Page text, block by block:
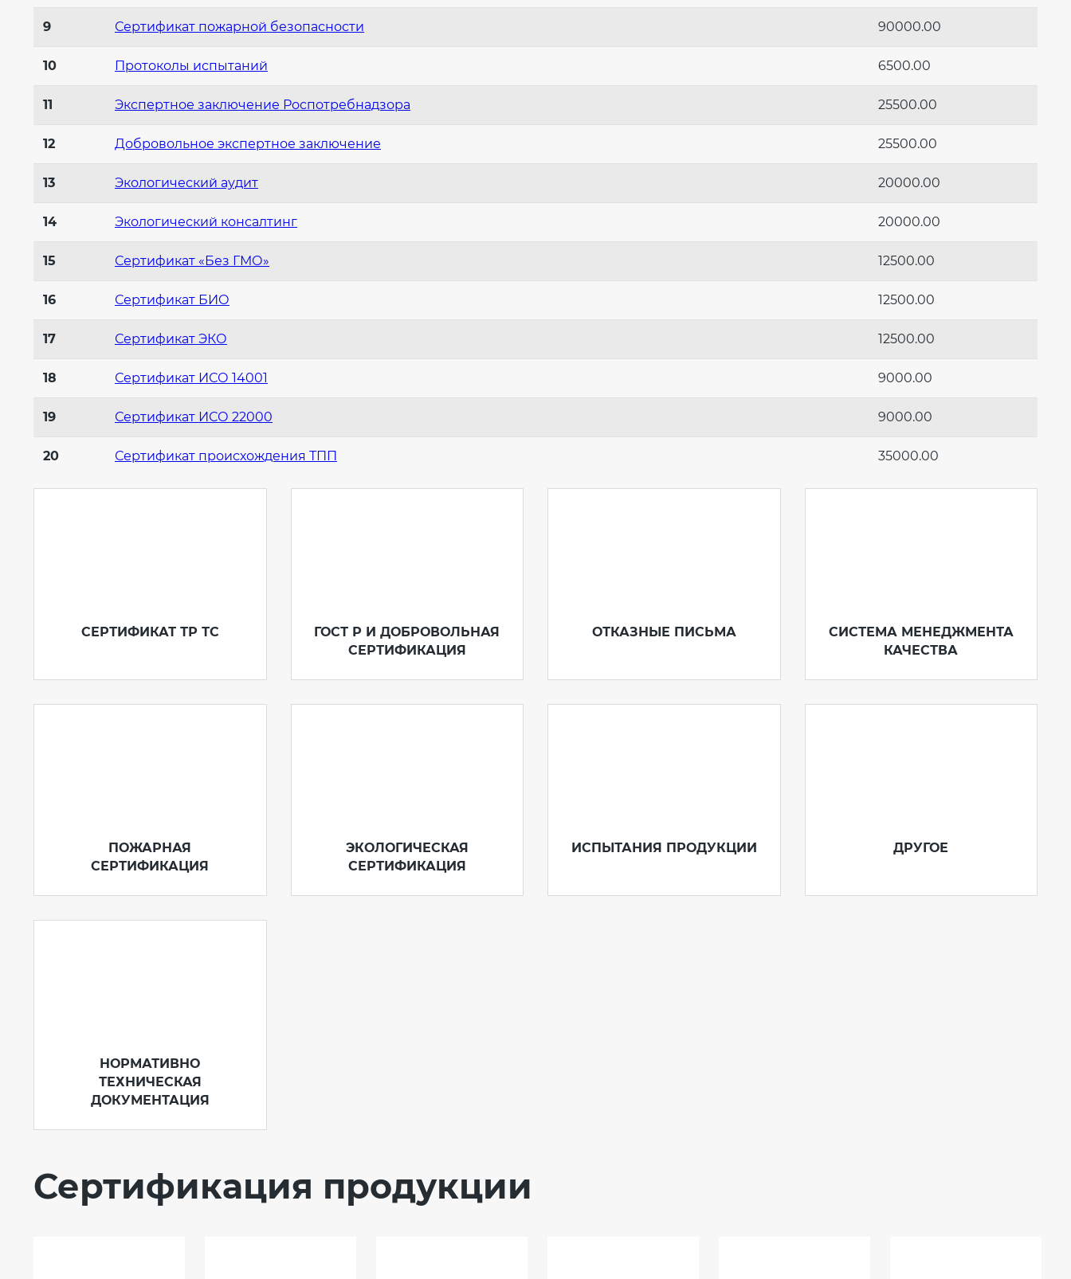
9 Сертификат пожарной безопасности 90000.00
10 Протоколы испытаний 6500.00
11 Экспертное заключение Роспотребнадзора 25500.00
12 Добровольное экспертное заключение 25500.00
13 Экологический аудит 20000.00
14 Экологический консалтинг 20000.00
15 Сертификат «Без ГМО» 12500.00
16 Сертификат БИО 12500.00
17 Сертификат ЭКО 12500.00
18 Сертификат ИСО 14001 9000.00
19 Сертификат ИСО 22000 9000.00
20 Сертификат происхождения ТПП 35000.00
СЕРТИФИКАТ ТР ТС
ГОСТ Р И ДОБРОВОЛЬНАЯ
СЕРТИФИКАЦИЯ
ОТКАЗНЫЕ ПИСЬМА
СИСТЕМА МЕНЕДЖМЕНТА
КАЧЕСТВА
ПОЖАРНАЯ
СЕРТИФИКАЦИЯ
ЭКОЛОГИЧЕСКАЯ
СЕРТИФИКАЦИЯ
ИСПЫТАНИЯ ПРОДУКЦИИ ДРУГОЕ
НОРМАТИВНО
ТЕХНИЧЕСКАЯ
ДОКУМЕНТАЦИЯ
Сертификация продукции